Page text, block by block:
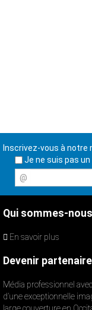
Inscrivez-vous à
Je ne suis pas
@
Qui sommes-
En savoir plus
Devenir partenaire
Média professionnel
d’une exceptionnelle